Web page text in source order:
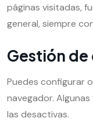
páginas visitadas,
general, siempre
Gestión
Puedes configurar
navegador.
las desactivas.